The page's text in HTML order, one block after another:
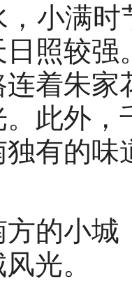
小满时
照较强
着朱家
此外
有的味
小城
光。